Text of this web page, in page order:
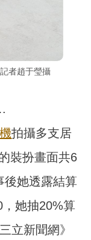
者趙于瑩攝
拍攝多支居
裝扮畫面共6
後她透露結算
她抽20%算
立新聞網》